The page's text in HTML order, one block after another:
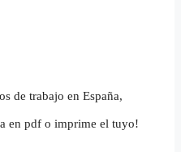
de trabajo en España,
en pdf o imprime el tuyo!